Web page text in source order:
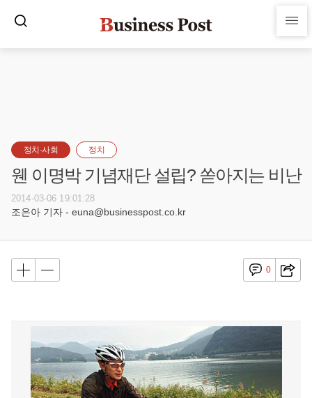
정치·사회 정치
웬 이명박 기념재단 설립? 쏟아지는 비난
2014-03-06 19:01:28
조은아 기자 - euna@businesspost.co.kr
0